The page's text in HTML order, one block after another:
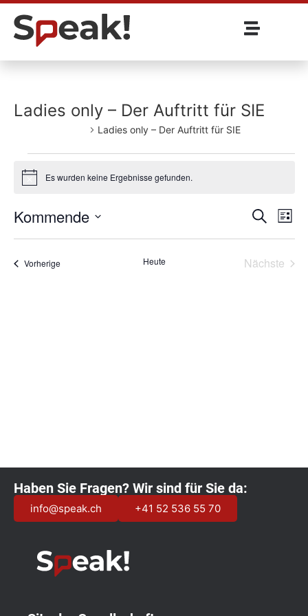
Ladies only – Der Auftritt für SIE
Ladies only – Der Auftritt für SIE
Es wurden keine Ergebnisse gefunden.
und
SucheListe
Kommende
Sie
Datum
VorherigeVeranstaltungen Heute Nächste
Haben Sie Fragen? Wir sind für Sie da:
info@speak.ch +41 52 536 55 70